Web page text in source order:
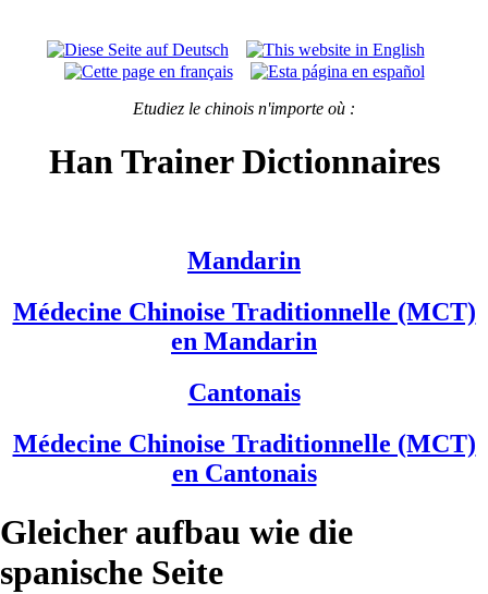
Etudiez le chinois n'importe où :
Han Trainer Dictionnaires
Mandarin
Médecine Chinoise Traditionnelle (MCT)
en Mandarin
Cantonais
Médecine Chinoise Traditionnelle (MCT)
en Cantonais
Gleicher aufbau wie die
spanische Seite